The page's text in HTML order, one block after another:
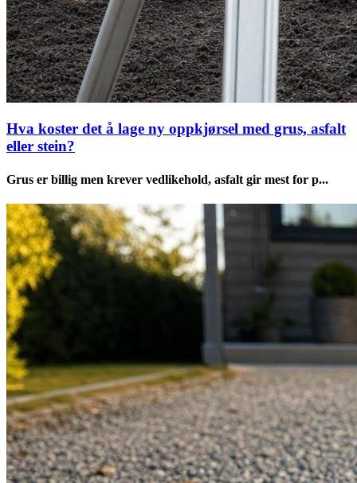
Hva koster det å lage ny oppkjørsel med grus, asfalt
eller stein?
Grus er billig men krever vedlikehold, asfalt gir mest for p...